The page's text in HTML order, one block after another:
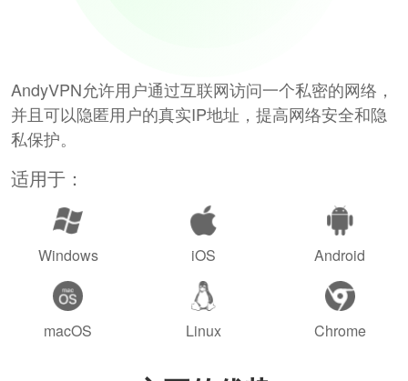
AndyVPN允许用户通过互联网访问一个私密的网络，
并且可以隐匿用户的真实IP地址，提高网络安全和隐
私保护。
适用于：
Windows iOS Android
macOS Linux Chrome